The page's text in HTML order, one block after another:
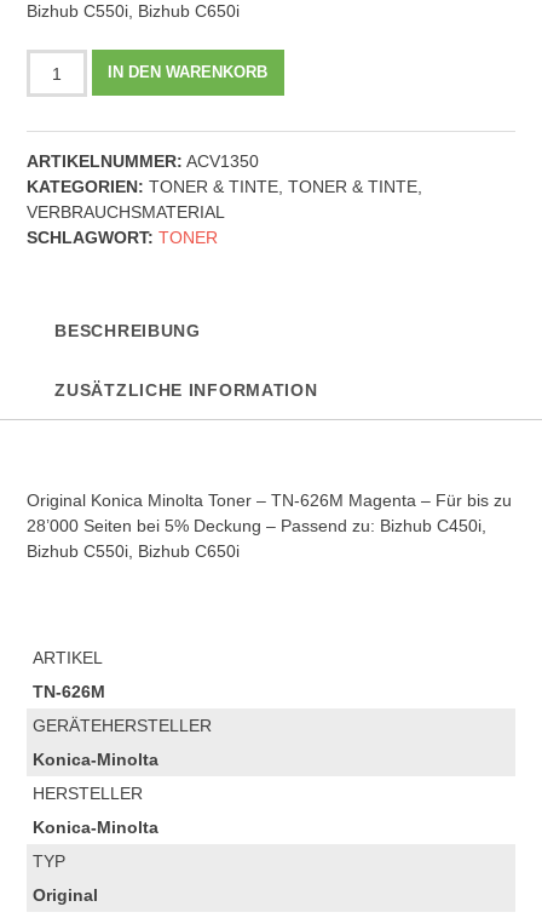
Bizhub C550i, Bizhub C650i
Konica
Toner
-
TN-
626M
-
IN DEN WARENKORB
ARTIKELNUMMER: ACV1350
KATEGORIEN: TONER & TINTE ,TONER & TINTE
VERBRAUCHSMATERIAL
SCHLAGWORT: TONER
BESCHREIBUNG
ZUSÄTZLICHE INFORMATION
Original Konica Minolta Toner – TN-626M Magenta – Für bis zu
28’000 Seiten bei 5% Deckung – Passend zu: Bizhub C450i,
Bizhub C550i, Bizhub C650i
ARTIKEL
TN-626M
GERÄTEHERSTELLER
Konica-Minolta
HERSTELLER
Konica-Minolta
TYP
Original